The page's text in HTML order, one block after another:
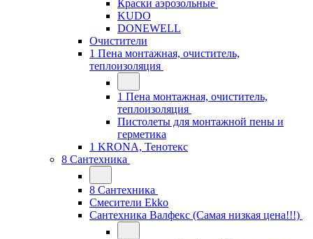
Краски аэрозольные
KUDO
DONEWELL
Очистители
1 Пена монтажная, очиститель,
теплоизоляция
1 Пена монтажная, очиститель,
теплоизоляция
Пистолеты для монтажной пены и
герметика
1 KRONA, Тенотекс
8 Сантехника
8 Сантехника
Смесители Ekko
Сантехника Валфекс (Самая низкая цена!!!)